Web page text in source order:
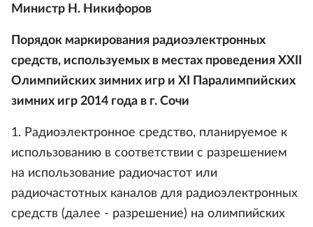
Министр Н. Никифоров
Порядок маркирования радиоэлектронных
средств, используемых в местах проведения XXII
Олимпийских зимних игр и XI Паралимпийских
зимних игр 2014 года в г. Сочи
1. Радиоэлектронное средство, планируемое к
использованию в соответствии с разрешением
на использование радиочастот или
радиочастотных каналов для радиоэлектронных
средств (далее - разрешение) на олимпийских